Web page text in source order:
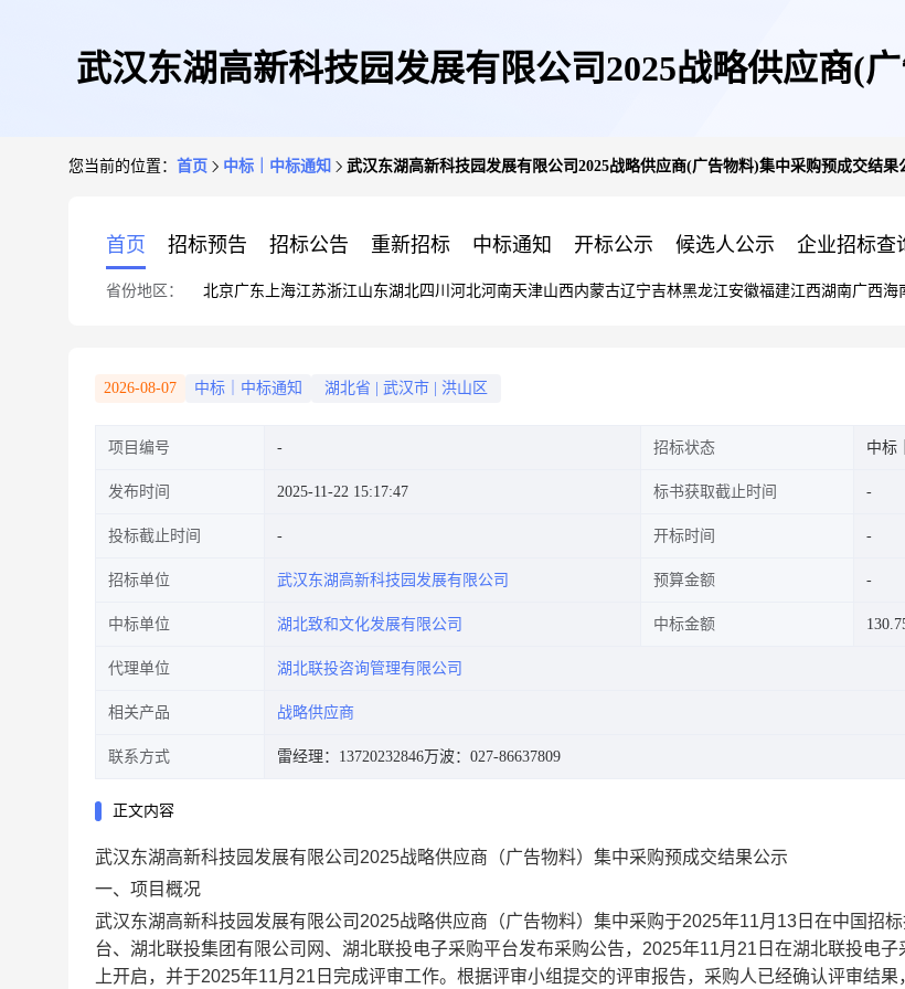
武汉东湖高新科技园发展有限公司2025战略供应商(
您当前的位置： 首页 中标｜中标通知 武汉东湖高新科技园发展有限公司2025战略供应商(广告物料)集中采购预成交结果
首页 招标预告 招标公告 重新招标 中标通知 开标公示 候选人公示 企业招标查
省份地区： 北京广东 上海江苏浙江山东湖北四川 河北河南天津山西内蒙古辽宁吉林黑龙江安徽福建江西湖南广西海
2026-08-07 中标｜中标通知 湖北省 武汉市 洪山区
项目编号 招标状态 中标
发布时间 2025-11-22 15:17:47 标书获取截止时间
投标截止时间 开标时间
招标单位 武汉东湖高新科技园发展有限公司 预算金额
中标单位 湖北致和文化发展有限公司 中标金额
代理单位 湖北联投咨询管理有限公司
相关产品 战略供应商
联系方式 雷经理：13720232846万波：027-86637809
正文内容
武汉东湖高新科技园发展有限公司 2025战略供应商（广告物料）集中采购预成交结果公示
一、项目概况
武汉东湖高新科技园发展有限公司 2025战略供应商（广告物料）集中采购于2025年11月13日 在中国招
台、湖北联投集团有限公司网、湖北联投电子采购平台发布采购公告， 2025年11月21日 在湖北联投电子
上开启，并于2025年11月21日 完成评审工作。根据评审小组提交的评审报告，采购人已经确认评审结果